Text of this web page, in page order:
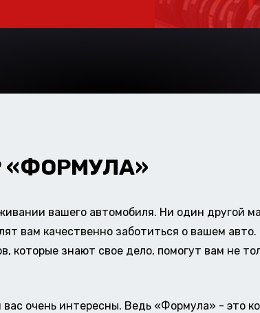
«ФОРМУЛА»
вашего автомобиля. Ни один другой
вам качественно заботиться о вашем
знают свое дело, помогут вам не
очень интересны. Ведь «Формула» - это